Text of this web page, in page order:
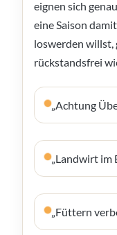
eignen sich
eine Saison
loswerden willst,
rückstandsfrei
„Achtung
„Landwirt im
„Füttern